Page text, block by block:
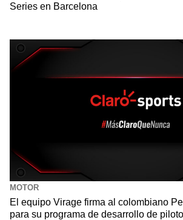
Series en Barcelona
MOTOR
El equipo Virage firma al colombiano
para su programa de desarrollo de